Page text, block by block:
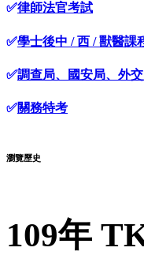
✅律師法官考試
✅學士後中 / 西 / 獸醫課
✅調查局、國安局、外
✅關務特考
瀏覽歷史
109年